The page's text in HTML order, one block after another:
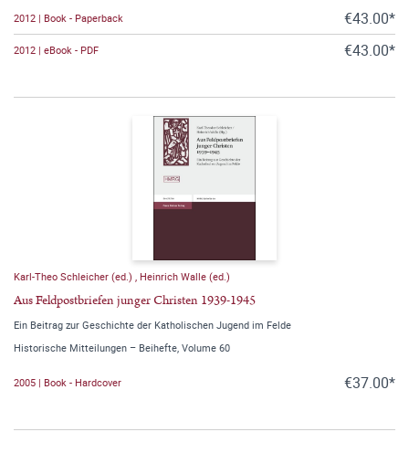
2012 | Book - Paperback €43.00*
2012 | eBook - PDF €43.00*
Karl-Theo Schleicher (ed.) Heinrich Walle (ed.)
Aus Feldpostbriefen junger Christen 1939-1945
Ein Beitrag zur Geschichte der Katholischen Jugend im Felde
Historische Mitteilungen – Beihefte, Volume 60
2005 | Book - Hardcover €37.00*